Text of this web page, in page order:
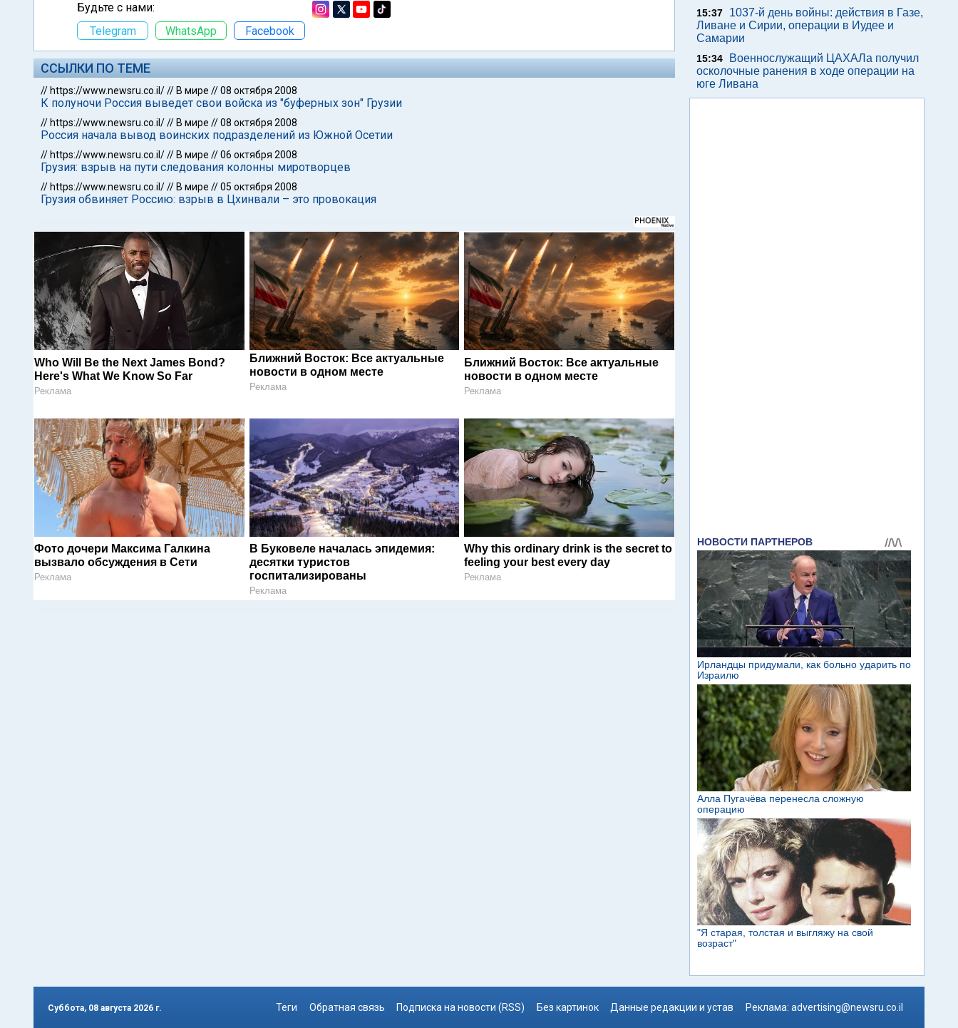
Будьте с нами:
Telegram
WhatsApp Facebook
ССЫЛКИ ПО ТЕМЕ
// https://www.newsru.co.il/// В мире //08 октября 2008
К полуночи Россия выведет свои войска из "буферных зон" Грузии
// https://www.newsru.co.il/// В мире //08 октября 2008
Россия начала вывод воинских подразделений из Южной Осетии
// https://www.newsru.co.il/// В мире //06 октября 2008
Грузия: взрыв на пути следования колонны миротворцев
// https://www.newsru.co.il/// В мире //05 октября 2008
Грузия обвиняет Россию: взрыв в Цхинвали – это провокация
Who Will Be the Next James Bond?
Here's What We Know So Far
Реклама
Ближний Восток: Все актуальные
новости в одном месте
Реклама
Ближний Восток: Все актуальные
новости в одном месте
Реклама
Фото дочери Максима Галкина
вызвало обсуждения в Сети
Реклама
В Буковеле началась эпидемия:
десятки туристов
госпитализированы
Реклама
Why this ordinary drink is the secret to
feeling your best every day
Реклама
15:37
1037-й день войны: действия в Газе,
Ливане и Сирии, операции в Иудее и
Самарии
15:34
Военнослужащий ЦАХАЛа получил
осколочные ранения в ходе операции на
юге Ливана
Суббота, 08 августа 2026 г. Теги Обратная связь Подписка на новости (RSS) Без картинок Данные редакции и устав Реклама: advertising@newsru.co.il